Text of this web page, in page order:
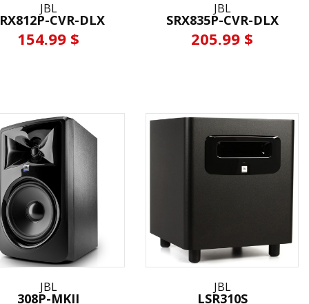
JBL
CVR-DLX
154.99 $
JBL
SRX835P-CVR-DLX
205.99 $
JBL
308P-MKII
JBL
LSR310S